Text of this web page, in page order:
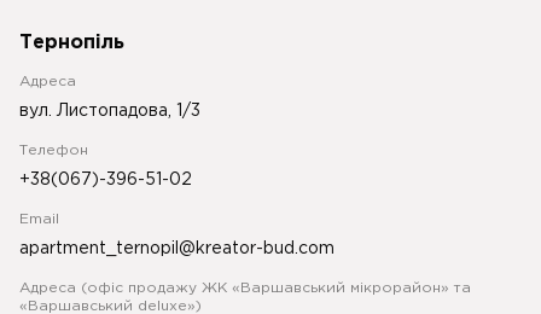
Тернопіль
Адреса
вул. Листопадова, 1/3
Телефон
+38(067)-396-51-02
Email
apartment_ternopil@kreator-bud.com
Адреса (офіс продажу ЖК «Варшавський мікрорайон» та
«Варшавський deluxe»)